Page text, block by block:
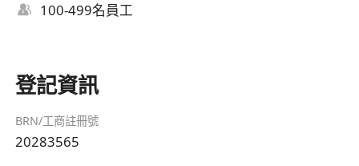
100-499名員工
登記資訊
BRN/工商註冊號
20283565